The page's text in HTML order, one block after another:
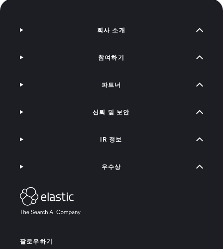
팔로우하기
회사 소개
참여하기
파트너
신뢰 및 보안
IR 정보
우수상